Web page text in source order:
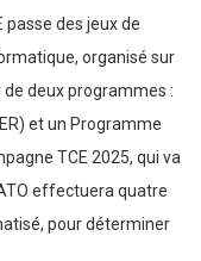
passe des jeux de
organisé sur
de deux programmes :
et un Programme
TCE 2025, qui va
effectuera quatre
pour déterminer